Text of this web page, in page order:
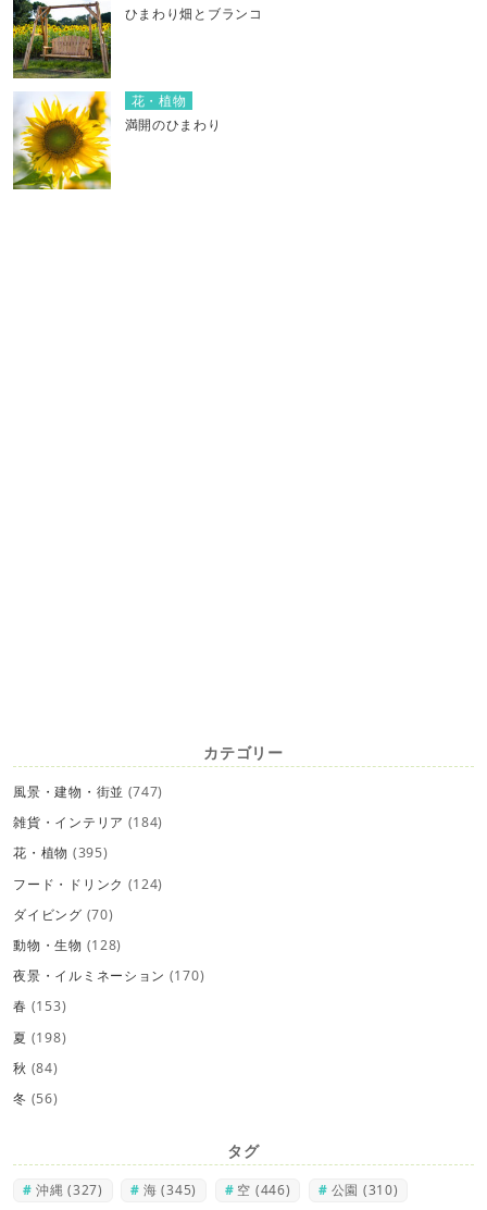
ひまわり畑とブランコ
花・植物
満開のひまわり
カテゴリー
風景・建物・街並 (747)
雑貨・インテリア (184)
花・植物 (395)
フード・ドリンク (124)
ダイビング (70)
動物・生物 (128)
夜景・イルミネーション (170)
春 (153)
夏 (198)
秋 (84)
冬 (56)
タグ
沖縄 (327) 海 (345) 空 (446) 公園 (310)